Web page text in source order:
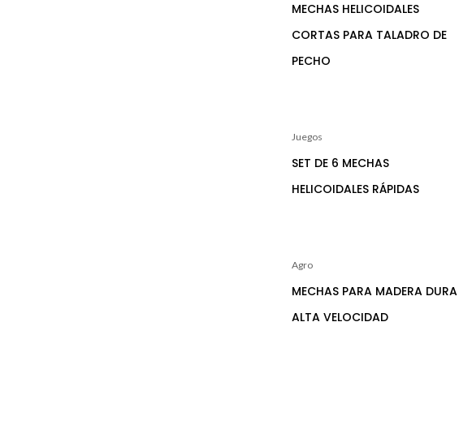
MECHAS HELICOIDALES
CORTAS PARA TALADRO DE
PECHO
Juegos
SET DE 6 MECHAS
HELICOIDALES RÁPIDAS
Agro
MECHAS PARA MADERA DURA
ALTA VELOCIDAD